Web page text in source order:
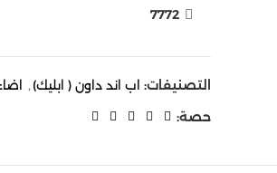
7772
التصنيفات: اب اند داون ( ابليك),
حصة: